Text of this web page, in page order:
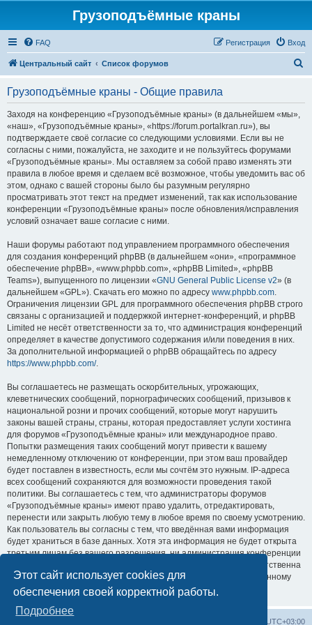
Этот сайт использует cookies для
обеспечения своей корректной работы.
Подробнее
Грузоподъёмные краны
FAQ Вход
Регистрация
Центральный сайт Список форумов
Грузоподъёмные краны - Общие правила
Заходя на конференцию «Грузоподъёмные краны» (в дальнейшем «мы»,
«наш», «Грузоподъёмные краны», «https://forum.portalkran.ru»), вы
подтверждаете своё согласие со следующими условиями. Если вы не
согласны с ними, пожалуйста, не заходите и не пользуйтесь форумами
«Грузоподъёмные краны». Мы оставляем за собой право изменять эти
правила в любое время и сделаем всё возможное, чтобы уведомить вас об
этом, однако с вашей стороны было бы разумным регулярно
просматривать этот текст на предмет изменений, так как использование
конференции «Грузоподъёмные краны» после обновления/исправления
условий означает ваше согласие с ними.
Наши форумы работают под управлением программного обеспечения
для создания конференций phpBB (в дальнейшем «они», «программное
обеспечение phpBB», «www.phpbb.com», «phpBB Limited», «phpBB
Teams»), выпущенного по лицензии «GNU General Public License v2» (в
дальнейшем «GPL»). Скачать его можно по адресу www.phpbb.com.
Ограничения лицензии GPL для программного обеспечения phpBB строго
связаны с организацией и поддержкой интернет-конференций, и phpBB
Limited не несёт ответственности за то, что администрация конференций
определяет в качестве допустимого содержания и/или поведения в них.
За дополнительной информацией о phpBB обращайтесь по адресу
https://www.phpbb.com/.
Вы соглашаетесь не размещать оскорбительных, угрожающих,
клеветнических сообщений, порнографических сообщений, призывов к
национальной розни и прочих сообщений, которые могут нарушить
законы вашей страны, страны, которая предоставляет услуги хостинга
для форумов «Грузоподъёмные краны» или международное право.
Попытки размещения таких сообщений могут привести к вашему
немедленному отключению от конференции, при этом ваш провайдер
будет поставлен в известность, если мы сочтём это нужным. IP-адреса
всех сообщений сохраняются для возможности проведения такой
политики. Вы соглашаетесь с тем, что администраторы форумов
«Грузоподъёмные краны» имеют право удалить, отредактировать,
перенести или закрыть любую тему в любое время по своему усмотрению.
Как пользователь вы согласны с тем, что введённая вами информация
будет храниться в базе данных. Хотя эта информация не будет открыта
третьим лицам без вашего разрешения, ни администрация конференции
«Грузоподъёмные краны», ни phpBB Limited не может быть ответственна
за действия хакеров, которые могут привести к несанкционированному
доступу к ней.
UTC+03:00